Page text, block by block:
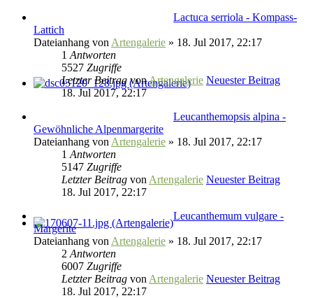
Lactuca serriola - Kompass-
Lattich
Dateianhang von Artengalerie » 18. Jul 2017, 22:17
1 Antworten
5527 Zugriffe
Letzter BeitragvonArtengalerie Neuester Beitrag
18. Jul 2017, 22:17
Leucanthemopsis alpina -
Gewöhnliche Alpenmargerite
Dateianhang von Artengalerie » 18. Jul 2017, 22:17
1 Antworten
5147 Zugriffe
Letzter Beitrag von Artengalerie Neuester Beitrag
18. Jul 2017, 22:17
Leucanthemum vulgare -
Margerite
Dateianhang von Artengalerie » 18. Jul 2017, 22:17
2 Antworten
6007 Zugriffe
Letzter Beitrag von Artengalerie Neuester Beitrag
18. Jul 2017, 22:17